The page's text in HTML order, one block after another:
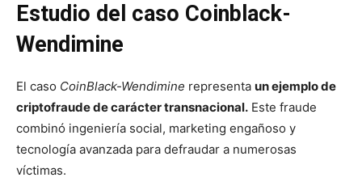
Estudio del caso Coinblack-
Wendimine
El caso CoinBlack-Wendimine representa un ejemplo de
criptofraude de carácter transnacional. Este fraude
combinó ingeniería social, marketing engañoso y
tecnología avanzada para defraudar a numerosas
víctimas.